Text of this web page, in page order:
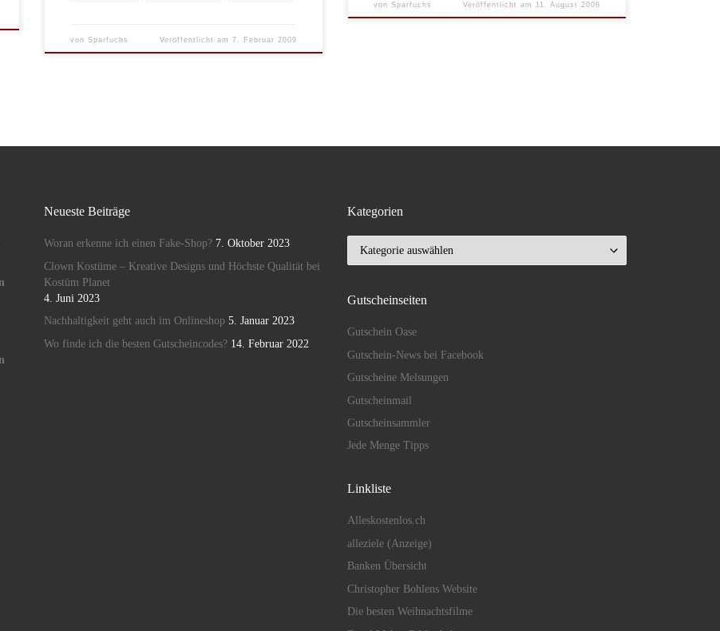
vonSparfuchs Veröffentlicht am 7. Februar 2009
vonSparfuchs Veröffentlicht am 11. August 2008
Neueste Beiträge
Woran erkenne ich einen Fake-Shop? 7. Oktober 2023
Clown Kostüme – Kreative Designs und Höchste Qualität bei
Kostüm Planet
4. Juni 2023
Nachhaltigkeit geht auch im Onlineshop 5. Januar 2023
Wo finde ich die besten Gutscheincodes? 14. Februar 2022
Kategorien
Gutscheinseiten
Gutschein Oase
Gutschein-News bei Facebook
Gutscheine Melsungen
Gutscheinmail
Gutscheinsammler
Jede Menge Tipps
Linkliste
Alleskostenlos.ch
alleziele (Anzeige)
Banken Übersicht
Christopher Bohlens Website
Die besten Weihnachtsfilme